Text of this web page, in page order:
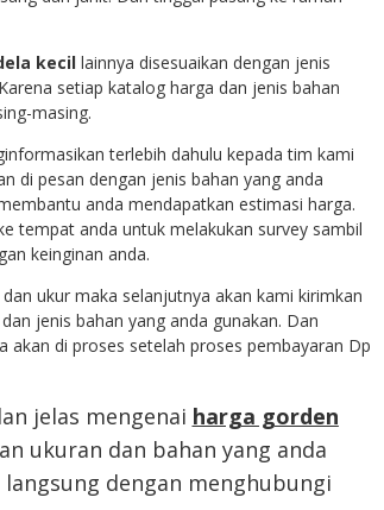
kecillainnya disesuaikan dengan jenis
setiap katalog harga dan jenis bahan
masing.
terlebih dahulu kepada tim kami
di pesan dengan jenis bahan yang anda
anda mendapatkan estimasi harga.
tempat anda untuk melakukan survey sambil
keinginan anda.
ukur maka selanjutnya akan kami kirimkan
jenis bahan yang anda gunakan. Dan
akan di proses setelah proses pembayaran Dp
jelas mengenai harga gorden
ukuran dan bahan yang anda
dengan menghubungi